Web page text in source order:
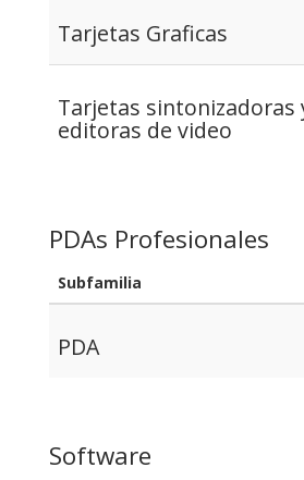
Tarjetas Graficas
Tarjetas sintonizadoras
editoras de video
PDAs Profesionales
Subfamilia
PDA
Software